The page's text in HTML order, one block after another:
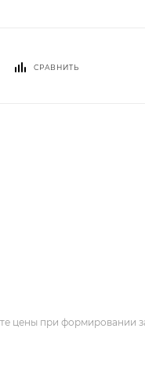
СРАВНИТЬ
цены при формировании